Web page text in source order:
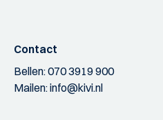
Contact
Bellen:070 3919 900
Mailen:info@kivi.nl